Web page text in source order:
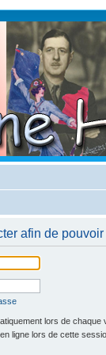
afin de
lors de chaque
ligne lors de cette